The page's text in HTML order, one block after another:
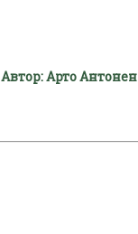
Автор: Арто Антонен